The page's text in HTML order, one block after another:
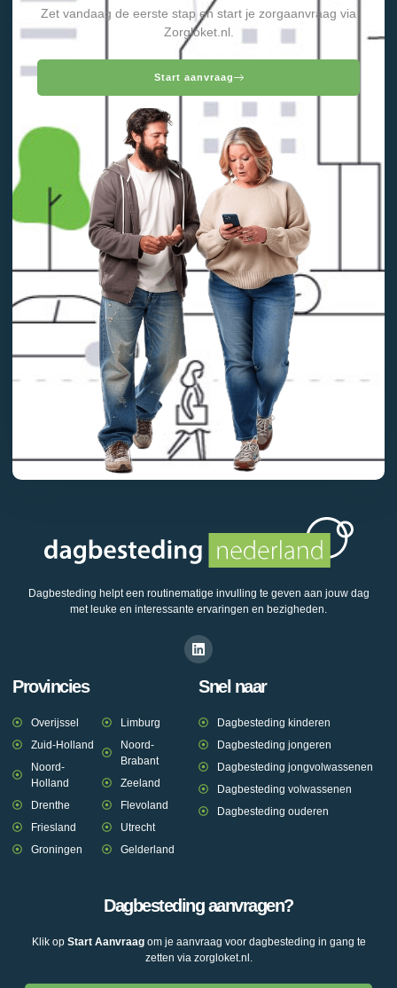
Zet vandaag de eerste stap en start je zorgaanvraag via
Zorgloket.nl.
Start aanvraag
Dagbesteding helpt een routinematige invulling te geven aan jouw dag
met leuke en interessante ervaringen en bezigheden.
Provincies
Overijssel
Zuid-Holland
Noord-
Holland
Drenthe
Friesland
Groningen
Limburg
Noord-
Brabant
Zeeland
Flevoland
Utrecht
Gelderland
Snel naar
Dagbesteding kinderen
Dagbesteding jongeren
Dagbesteding jongvolwassenen
Dagbesteding volwassenen
Dagbesteding ouderen
Dagbesteding aanvragen?
Klik op Start Aanvraagom je aanvraag voor dagbesteding in gang te
zetten via zorgloket.nl.